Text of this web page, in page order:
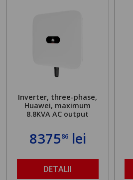
Inverter, three-phase,
Huawei, maximum
8.8KVA AC output
837586lei
DETALII